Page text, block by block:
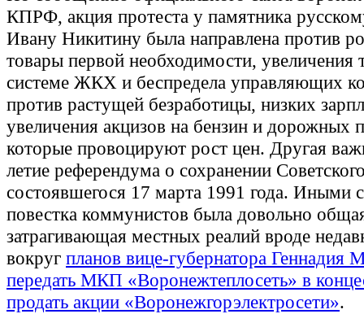
КПРФ, акция протеста у памятника
Ивану Никитину была направлена против
товары первой необходимости, увеличения
системе ЖКХ и беспредела управляющих
против растущей безработицы, низких
увеличения акцизов на бензин и дорожных
которые провоцируют рост цен. Другая
летие референдума о сохранении
состоявшегося 17 марта 1991 года. Иными
повестка коммунистов была довольно
затрагивающая местных реалий вроде
вокруг планов вице-губернатора Геннадия
передать МКП «Воронежтеплосеть» в
продать акции «Воронежгорэлектросети».